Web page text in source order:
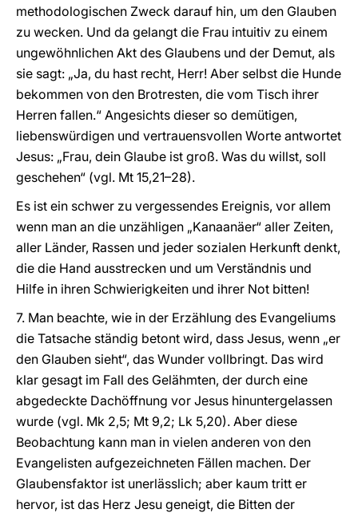
methodologischen Zweck darauf hin, um den Glauben
zu wecken. Und da gelangt die Frau intuitiv zu einem
ungewöhnlichen Akt des Glaubens und der Demut, als
sie sagt: „Ja, du hast recht, Herr! Aber selbst die Hunde
bekommen von den Brotresten, die vom Tisch ihrer
Herren fallen.“ Angesichts dieser so demütigen,
liebenswürdigen und vertrauensvollen Worte antwortet
Jesus: „Frau, dein Glaube ist groß. Was du willst, soll
geschehen“ (vgl. Mt 15,21–28).
Es ist ein schwer zu vergessendes Ereignis, vor allem
wenn man an die unzähligen „Kanaanäer“ aller Zeiten,
aller Länder, Rassen und jeder sozialen Herkunft denkt,
die die Hand ausstrecken und um Verständnis und
Hilfe in ihren Schwierigkeiten und ihrer Not bitten!
7. Man beachte, wie in der Erzählung des Evangeliums
die Tatsache ständig betont wird, dass Jesus, wenn „er
den Glauben sieht“, das Wunder vollbringt. Das wird
klar gesagt im Fall des Gelähmten, der durch eine
abgedeckte Dachöffnung vor Jesus hinuntergelassen
wurde (vgl. Mk 2,5; Mt 9,2; Lk 5,20). Aber diese
Beobachtung kann man in vielen anderen von den
Evangelisten aufgezeichneten Fällen machen. Der
Glaubensfaktor ist unerlässlich; aber kaum tritt er
hervor, ist das Herz Jesu geneigt, die Bitten der